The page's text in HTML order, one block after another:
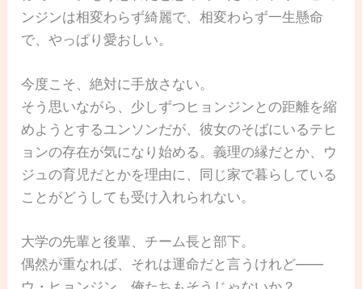
ンジンは相変わらず綺麗で、相変わらず一生懸命
で、やっぱり愛おしい。
今度こそ、絶対に手放さない。
そう思いながら、少しずつヒョンジンとの距離を縮
めようとするユンソンだが、彼女のそばにいるテヒ
ョンの存在が気になり始める。義理の縁だとか、ウ
ジュの育児だとかを理由に、同じ家で暮らしている
ことがどうしても受け入れられない。
大学の先輩と後輩、チーム長と部下。
偶然が重なれば、それは運命だと言うけれど――